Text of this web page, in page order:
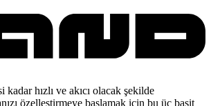
hızlı ve akıcı olacak şekilde
özelleştirmeye başlamak için bu üç basit